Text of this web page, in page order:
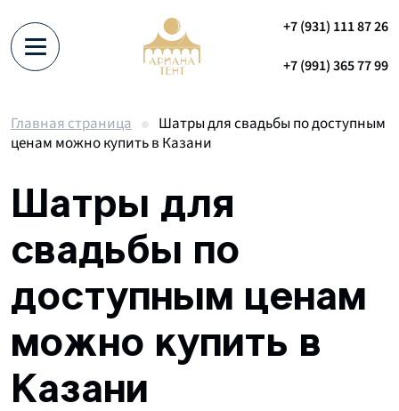
+7 (931) 111 87 26
+7 (991) 365 77 99
Главная страница
Шатры для свадьбы по доступным
ценам можно купить в Казани
Шатры для
свадьбы по
доступным ценам
можно купить в
Казани